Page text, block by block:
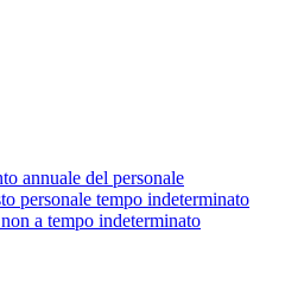
annuale del personale
personale tempo indeterminato
a tempo indeterminato